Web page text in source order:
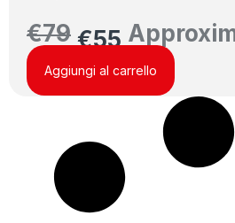
€79 €55
Aggiungi al carrello